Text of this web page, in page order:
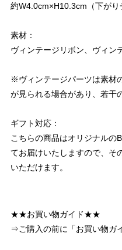
約W4.0cm×H10.3cm（下がり
素材：
ヴィンテージリボン、ヴィン
※ヴィンテージパーツは素材
が見られる場合があり、若干
ギフト対応：
こちらの商品はオリジナルの
てお届けいたしますので、そ
いただけます。
★★お買い物ガイド★★
⇒ご購入の前に「お買い物ガ